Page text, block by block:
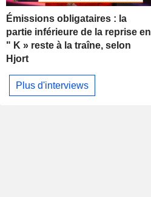
Émissions obligataires : la
partie inférieure de la reprise en
" K » reste à la traîne, selon
Hjort
Plus d'interviews